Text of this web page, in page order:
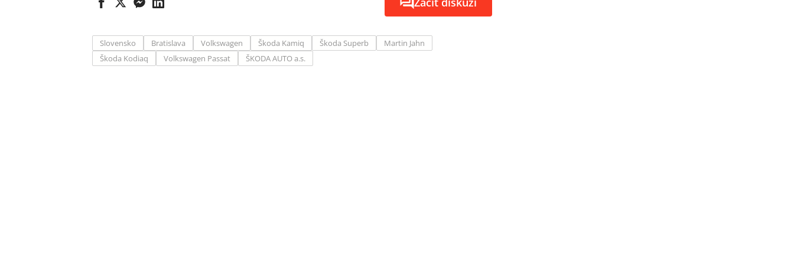
Slovensko Bratislava Volkswagen Škoda Kamiq Škoda Superb
Martin Jahn
Škoda Kodiaq
Volkswagen Passat ŠKODA AUTO a.s.